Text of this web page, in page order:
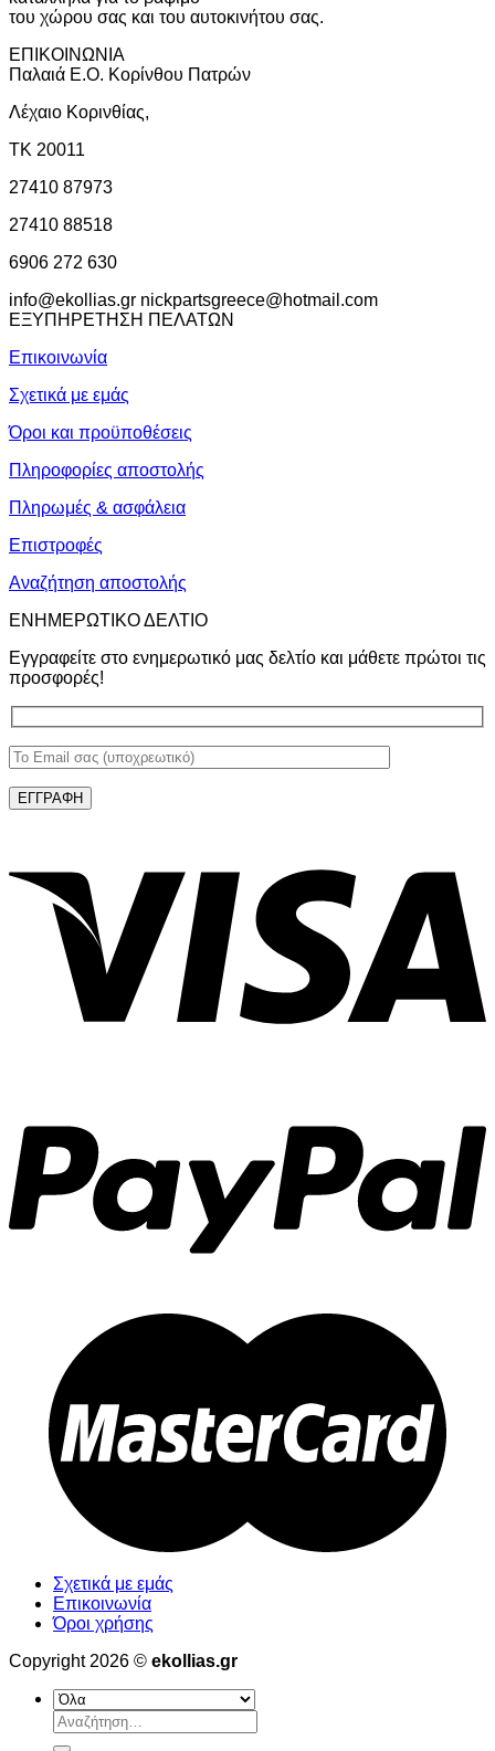
του χώρου σας και του αυτοκινήτου σας.
ΕΠΙΚΟΙΝΩΝΙΑ
Παλαιά Ε.Ο. Κορίνθου Πατρών
Λέχαιο Κορινθίας,
ΤΚ 20011
27410 87973
27410 88518
6906 272 630
info@ekollias.gr nickpartsgreece@hotmail.com
ΕΞΥΠΗΡΕΤΗΣΗ ΠΕΛΑΤΩΝ
Επικοινωνία
Σχετικά με εμάς
Όροι και προϋποθέσεις
Πληροφορίες αποστολής
Πληρωμές & ασφάλεια
Επιστροφές
Αναζήτηση αποστολής
ΕΝΗΜΕΡΩΤΙΚΟ ΔΕΛΤΙΟ
Εγγραφείτε στο ενημερωτικό μας δελτίο και μάθετε πρώτοι τις
προσφορές!
Σχετικά με εμάς
Επικοινωνία
Όροι χρήσης
Copyright 2026 © ekollias.gr
Αναζήτηση
για: